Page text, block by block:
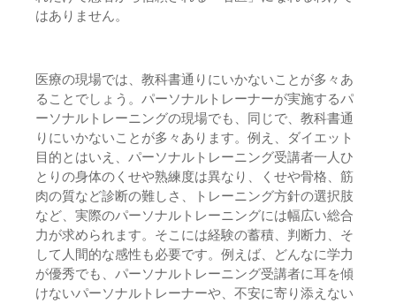
はありません。
医療の現場では、教科書通りにいかないことが多々あ
ることでしょう。パーソナルトレーナーが実施するパ
ーソナルトレーニングの現場でも、同じで、教科書通
りにいかないことが多々あります。例え、ダイエット
目的とはいえ、パーソナルトレーニング受講者一人ひ
とりの身体のくせや熟練度は異なり、くせや骨格、筋
肉の質など診断の難しさ、トレーニング方針の選択肢
など、実際のパーソナルトレーニングには幅広い総合
力が求められます。そこには経験の蓄積、判断力、そ
して人間的な感性も必要です。例えば、どんなに学力
が優秀でも、パーソナルトレーニング受講者に耳を傾
けないパーソナルトレーナーや、不安に寄り添えない